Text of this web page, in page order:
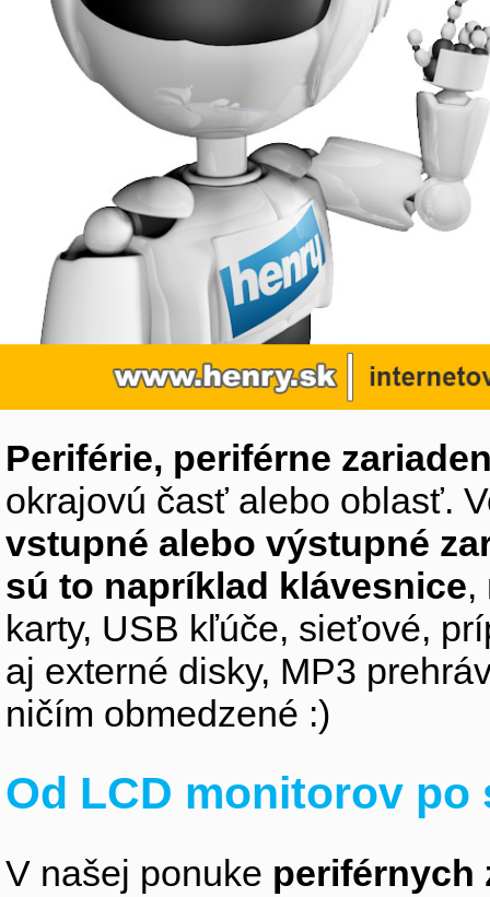
Periférie, periférne
okrajovú časť alebo oblasť.
vstupné alebo výstupné
sú to napríklad klávesnice,
karty, USB kľúče, sieťové,
aj externé disky, MP3
ničím obmedzené :)
Od LCD monitorov
V našej ponuke periférnych